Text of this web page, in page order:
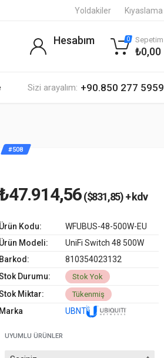
Yoldakiler Kıyaslama
Sizi arayalım: +90.850 277 5959
Hesabım 0 Sepetim
₺0,00
#508
($831,85) + kdv
Ürün Kodu:
WFUBUS-48-500W-EU
Ürün Modeli:
UniFi Switch 48 500W
Barkod:
810354023132
Durumu:
Stok Yok
Miktar: Tükenmiş
Marka UBNT
UYUMLU ÜRÜNLER